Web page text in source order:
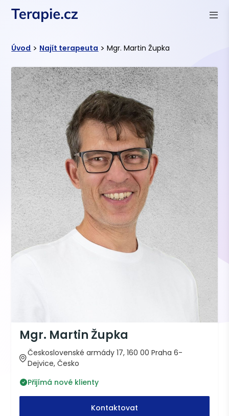
Úvod > Najít terapeuta > Mgr. Martin Župka
Mgr. Martin Župka
Československé armády 17, 160 00 Praha 6-
Dejvice, Česko
Přijímá nové klienty
Kontaktovat